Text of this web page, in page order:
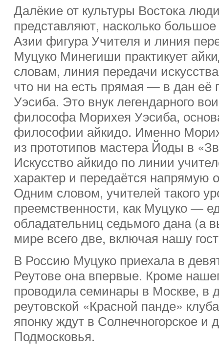
Далёкие от культуры Востока
представляют, насколько
Азии фигура Учителя и линия
Муцуко Минегиши практикует
словам, линия передачи
что ни на есть прямая — в дан её
Уэсиба. Это внук легендарного
философа Морихея Уэсиба,
философии айкидо. Именно
из прототипов мастера Йоды в
Искусство айкидо по линии
характер и передаётся напрямую
Одним словом, учителей такого
преемственности, как Муцуко —
обладательниц седьмого дана
мире всего две, включая нашу
В Россию Муцуко приехала в
Реутове она впервые. Кроме
проводила семинары в Москве, в
реутовской «Красной панде»
японку ждут в Солнечногорское и
Подмосковья.